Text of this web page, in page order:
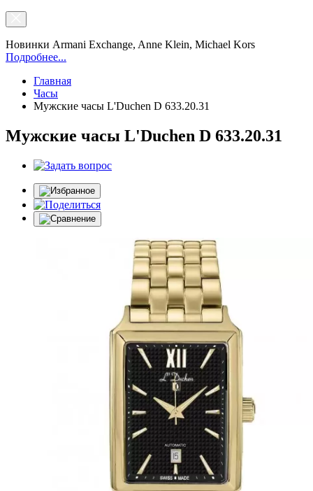
Новинки Armani Exchange, Anne Klein, Michael Kors
Подробнее...
Главная
Часы
Мужские часы L'Duchen D 633.20.31
Мужские часы L'Duchen D 633.20.31